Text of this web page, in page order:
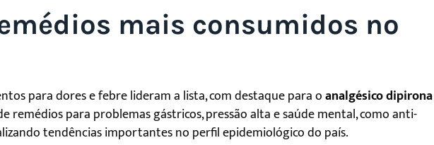
mais consumidos no
para dores e febre lideram a lista, com destaque para oanalgésico dipirona
remédios para problemas gástricos, pressão alta e saúde mental, como anti-
tendências importantes no perfil epidemiológico do país.